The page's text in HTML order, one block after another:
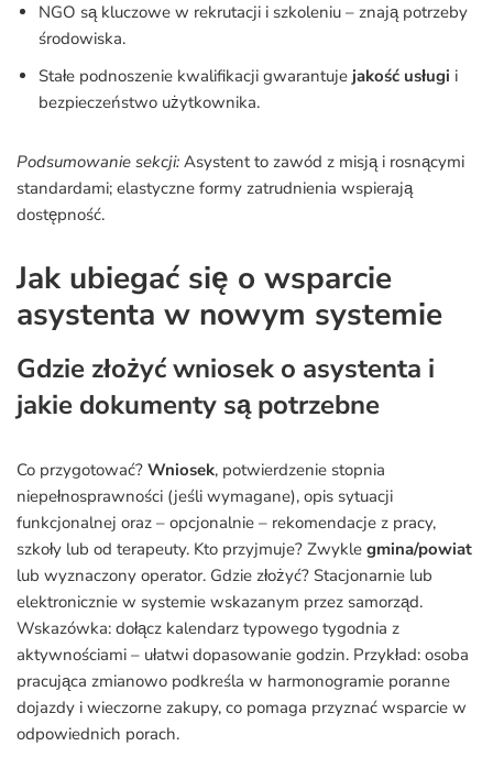
NGO są kluczowe w rekrutacji i szkoleniu – znają potrzeby
środowiska.
Stałe podnoszenie kwalifikacji gwarantuje jakość usługi i
bezpieczeństwo użytkownika.
Podsumowanie sekcji: Asystent to zawód z misją i rosnącymi
standardami; elastyczne formy zatrudnienia wspierają
dostępność.
Jak ubiegać się o wsparcie
asystenta w nowym systemie
Gdzie złożyć wniosek o asystenta i
jakie dokumenty są potrzebne
Co przygotować? Wniosek, potwierdzenie stopnia
niepełnosprawności (jeśli wymagane), opis sytuacji
funkcjonalnej oraz – opcjonalnie – rekomendacje z pracy,
szkoły lub od terapeuty. Kto przyjmuje? Zwykle gmina/powiat
lub wyznaczony operator. Gdzie złożyć? Stacjonarnie lub
elektronicznie w systemie wskazanym przez samorząd.
Wskazówka: dołącz kalendarz typowego tygodnia z
aktywnościami – ułatwi dopasowanie godzin. Przykład: osoba
pracująca zmianowo podkreśla w harmonogramie poranne
dojazdy i wieczorne zakupy, co pomaga przyznać wsparcie w
odpowiednich porach.